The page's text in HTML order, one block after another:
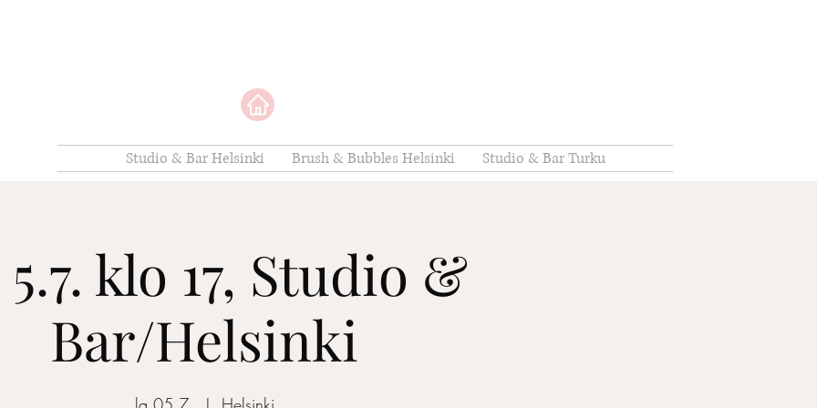
Studio & Bar Helsinki Brush & Bubbles Helsinki Studio & Bar Turku
klo 17, Studio &
Bar/Helsinki